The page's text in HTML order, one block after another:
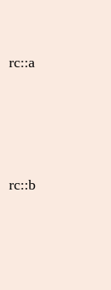
rc::a
rc::b